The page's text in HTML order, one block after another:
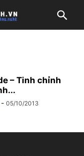
– Tinh chỉnh
- 05/10/2013